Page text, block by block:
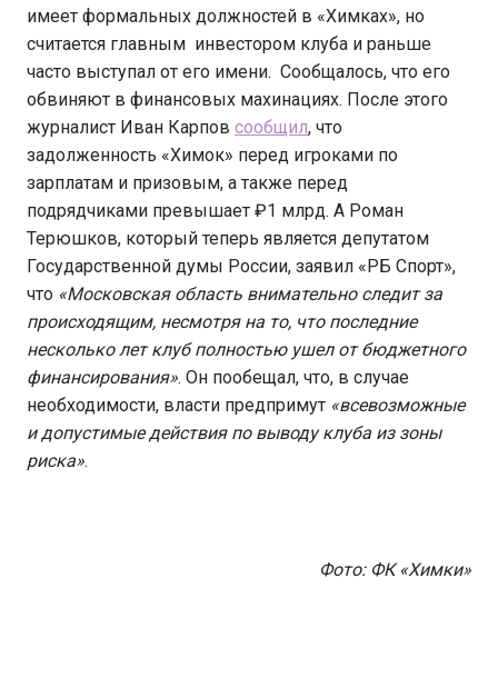
имеет формальных должностей в «Химках», но
считается главным инвестором клуба и раньше
часто выступал от его имени. Сообщалось, что его
обвиняют в финансовых махинациях. После этого
журналист Иван Карпов сообщил, что
задолженность «Химок» перед игроками по
зарплатам и призовым, а также перед
подрядчиками превышает ₽1 млрд. А Роман
Терюшков, который теперь является депутатом
Государственной думы России, заявил «РБ Спорт»,
что «Московская область внимательно следит за
происходящим, несмотря на то, что последние
несколько лет клуб полностью ушел от бюджетного
финансирования». Он пообещал, что, в случае
необходимости, власти предпримут «всевозможные
и допустимые действия по выводу клуба из зоны
риска».
Фото: ФК «Химки»